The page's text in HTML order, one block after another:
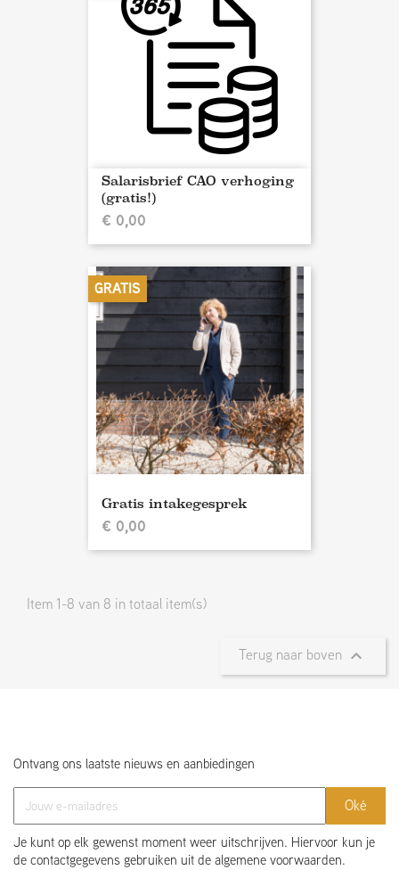
Salarisbrief CAO verhoging
(gratis!)
€ 0,00
Gratis intakegesprek
€ 0,00
GRATIS
Item 1-8 van 8 in totaal item(s)
Terug naar boven 
Ontvang ons laatste nieuws en aanbiedingen
Je kunt op elk gewenst moment weer uitschrijven. Hiervoor kun je
de contactgegevens gebruiken uit de algemene voorwaarden.